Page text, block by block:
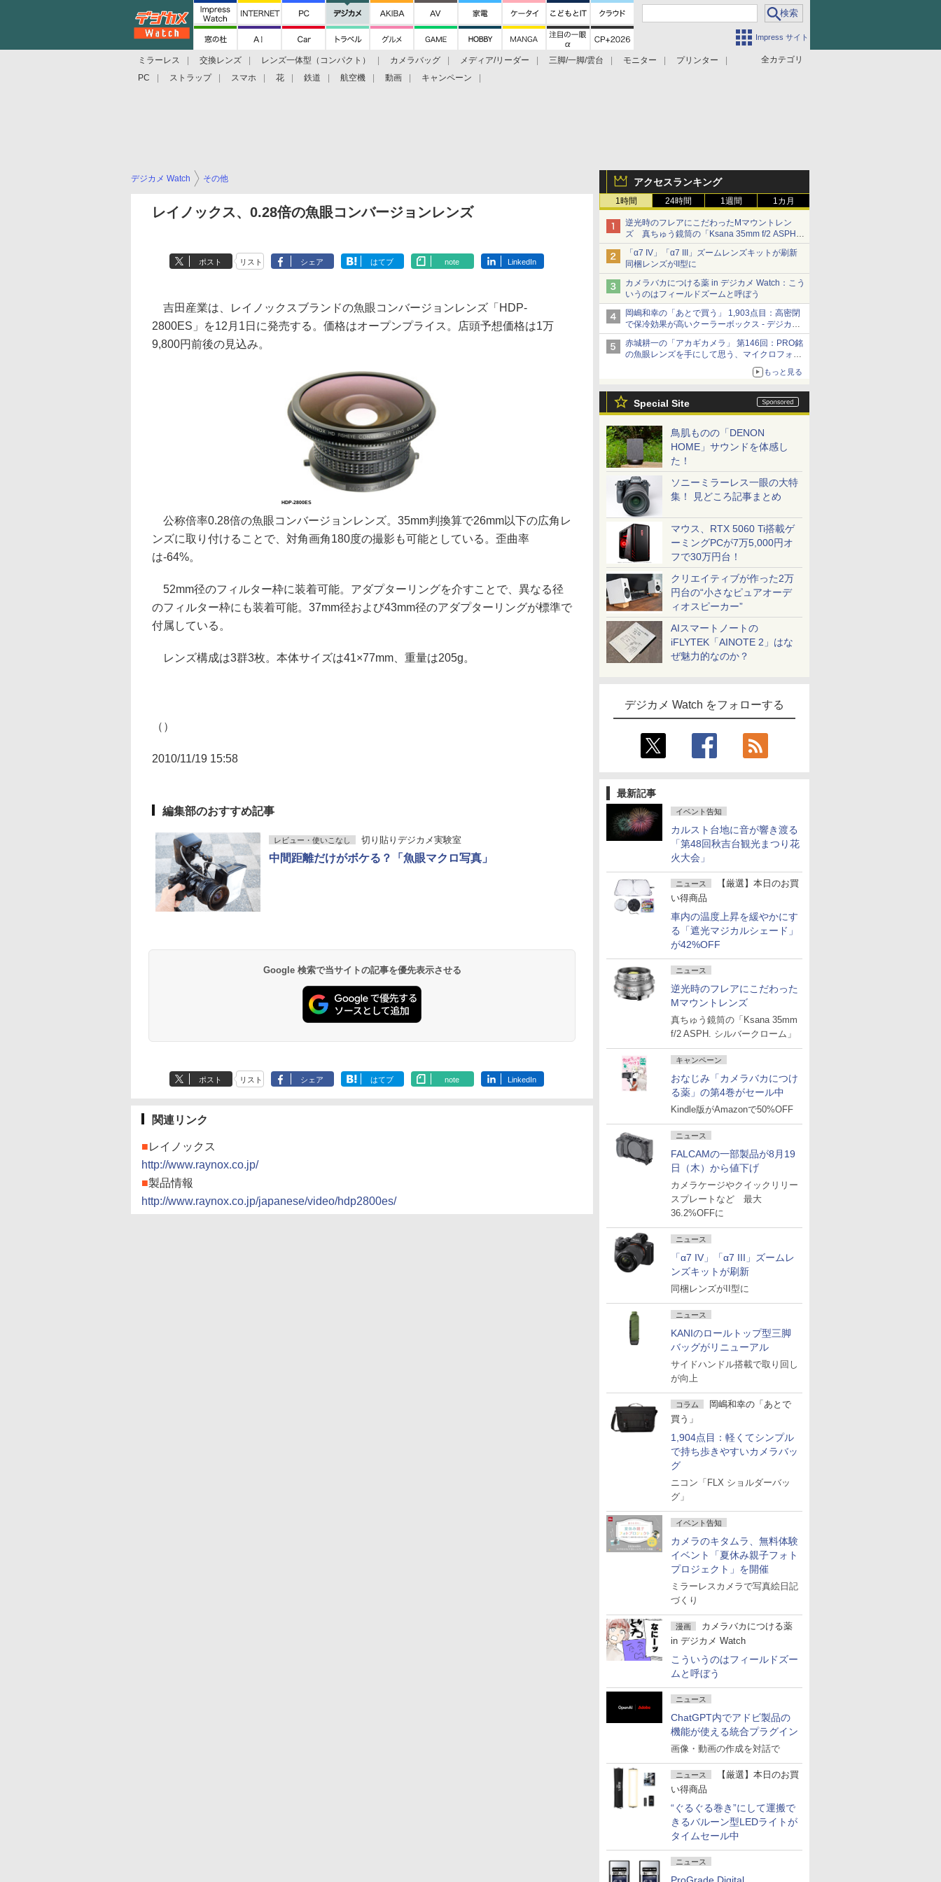
Impress サイト
全カテゴリ
ミラーレス 交換レンズ レンズ一体型（コンパクト） カメラバッグ メディア/リーダー 三脚/一脚/雲台 モニター
プリンター
PC
ストラップ スマホ 花 鉄道 航空機 動画 キャンペーン
アクセスランキング
1時間 24時間 1週間 1カ月
逆光時のフレアにこだわったMマウントレン
ズ 真ちゅう鏡筒の「Ksana 35mm f/2 ASPH.
シルバークローム」
「α7 IV」「α7 III」ズームレンズキットが刷新
同梱レンズがII型に
カメラバカにつける薬 in デジカメ Watch：こう
いうのはフィールドズームと呼ぼう
岡嶋和幸の「あとで買う」 1,903点目：高密閉
で保冷効果が高いクーラーボックス - デジカメ
Watch
赤城耕一の「アカギカメラ」 第146回：PRO銘
の魚眼レンズを手にして思う、マイクロフォー
もっと見る
Special Site
鳥肌ものの「DENON
HOME」サウンドを体感し
た！
ソニーミラーレス一眼の大特
集！ 見どころ記事まとめ
マウス、RTX 5060 Ti搭載ゲ
ーミングPCが7万5,000円オ
フで30万円台！
クリエイティブが作った2万
円台の“小さなピュアオーデ
ィオスピーカー”
AIスマートノートの
iFLYTEK「AINOTE 2」はな
ぜ魅力的なのか？
デジカメ Watch をフォローする
最新記事
イベント告知
カルスト台地に音が響き渡る
「第48回秋吉台観光まつり花
火大会」
ニュース
【厳選】本日のお買
い得商品
車内の温度上昇を緩やかにす
る「遮光マジカルシェード」
が42%OFF
ニュース
逆光時のフレアにこだわった
Mマウントレンズ
真ちゅう鏡筒の「Ksana 35mm
f/2 ASPH. シルバークローム」
キャンペーン
おなじみ「カメラバカにつけ
る薬」の第4巻がセール中
Kindle版がAmazonで50%OFF
ニュース
FALCAMの一部製品が8月19
日（木）から値下げ
カメラケージやクイックリリー
スプレートなど 最大
36.2%OFFに
ニュース
「α7 IV」「α7 III」ズームレ
ンズキットが刷新
同梱レンズがII型に
ニュース
KANIのロールトップ型三脚
バッグがリニューアル
サイドハンドル搭載で取り回し
が向上
コラム
岡嶋和幸の「あとで
買う」
1,904点目：軽くてシンプル
で持ち歩きやすいカメラバッ
グ
ニコン「FLX ショルダーバッ
グ」
イベント告知
カメラのキタムラ、無料体験
イベント「夏休み親子フォト
プロジェクト」を開催
ミラーレスカメラで写真絵日記
づくり
漫画
カメラバカにつける薬
in デジカメ Watch
こういうのはフィールドズー
ムと呼ぼう
ニュース
ChatGPT内でアドビ製品の
機能が使える統合プラグイン
画像・動画の作成を対話で
ニュース
【厳選】本日のお買
い得商品
“ぐるぐる巻き”にして運搬で
きるバルーン型LEDライトが
タイムセール中
ニュース
デジカメ Watch その他
レイノックス、0.28倍の魚眼コンバージョンレンズ
ポスト リスト シェア はてブ note LinkedIn
吉田産業は、レイノックスブランドの魚眼コンバージョンレンズ「HDP-
2800ES」を12月1日に発売する。価格はオープンプライス。店頭予想価格は1万
9,800円前後の見込み。
HDP-2800ES
公称倍率0.28倍の魚眼コンバージョンレンズ。35mm判換算で26mm以下の広角レ
ンズに取り付けることで、対角画角180度の撮影も可能としている。歪曲率
は-64%。
52mm径のフィルター枠に装着可能。アダプターリングを介すことで、異なる径
のフィルター枠にも装着可能。37mm径および43mm径のアダプターリングが標準で
付属している。
レンズ構成は3群3枚。本体サイズは41×77mm、重量は205g。
（）
2010/11/19 15:58
編集部のおすすめ記事
レビュー・使いこなし 切り貼りデジカメ実験室
中間距離だけがボケる？「魚眼マクロ写真」
Google 検索で当サイトの記事を優先表示させる
ポスト リスト シェア はてブ note LinkedIn
関連リンク
■レイノックス
http://www.raynox.co.jp/
■製品情報
http://www.raynox.co.jp/japanese/video/hdp2800es/